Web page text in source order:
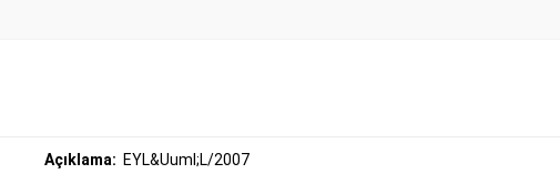
Açıklama: EYL&Uuml;L/2007